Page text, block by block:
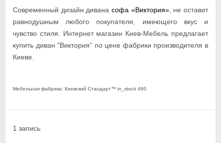
Современный дизайн дивана софа «Виктория», не оставит
равнодушным любого покупателя, имеющего вкус и
чувство стиля. Интернет магазин Киев-Мебель предлагает
купить диван "Виктория" по цене фабрики производителя в
Киеве.
Мебельная фабрика: Киевский Стандарт™ in_stock 460
1 запись